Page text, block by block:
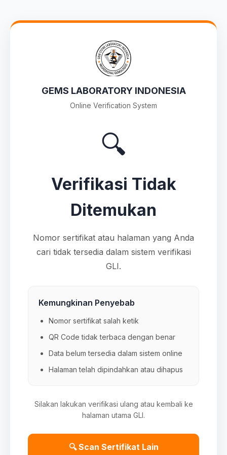
GEMS LABORATORY INDONESIA
Online Verification System
🔍
Verifikasi Tidak
Ditemukan
Nomor sertifikat atau halaman yang Anda
cari tidak tersedia dalam sistem verifikasi
GLI.
Kemungkinan Penyebab
Nomor sertifikat salah ketik
QR Code tidak terbaca dengan benar
Data belum tersedia dalam sistem online
Halaman telah dipindahkan atau dihapus
Silakan lakukan verifikasi ulang atau kembali ke
halaman utama GLI.
🔍 Scan Sertifikat Lain